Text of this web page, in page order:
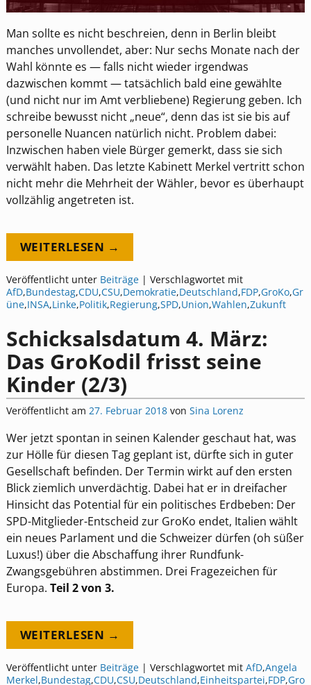
Man sollte es nicht beschreien, denn in Berlin bleibt
manches unvollendet, aber: Nur sechs Monate nach der
Wahl könnte es — falls nicht wieder irgendwas
dazwischen kommt — tatsächlich bald eine gewählte
(und nicht nur im Amt verbliebene) Regierung geben. Ich
schreibe bewusst nicht „neue“, denn das ist sie bis auf
personelle Nuancen natürlich nicht. Problem dabei:
Inzwischen haben viele Bürger gemerkt, dass sie sich
verwählt haben. Das letzte Kabinett Merkel vertritt schon
nicht mehr die Mehrheit der Wähler, bevor es überhaupt
vollzählig angetreten ist.
WEITERLESEN →
Veröffentlicht unter Beiträge| Verschlagwortet mit
AfD,Bundestag,CDU,CSU,Demokratie,Deutschland,FDP,GroKo,Gr
üne,INSA,Linke,Politik,Regierung,SPD,Union,Wahlen,Zukunft
Schicksalsdatum 4. März:
Das GroKodil frisst seine
Kinder (2/3)
Veröffentlicht am 27. Februar 2018 von Sina Lorenz
Wer jetzt spontan in seinen Kalender geschaut hat, was
zur Hölle für diesen Tag geplant ist, dürfte sich in guter
Gesellschaft befinden. Der Termin wirkt auf den ersten
Blick ziemlich unverdächtig. Dabei hat er in dreifacher
Hinsicht das Potential für ein politisches Erdbeben: Der
SPD-Mitglieder-Entscheid zur GroKo endet, Italien wählt
ein neues Parlament und die Schweizer dürfen (oh süßer
Luxus!) über die Abschaffung ihrer Rundfunk-
Zwangsgebühren abstimmen. Drei Fragezeichen für
Europa. Teil 2 von 3.
WEITERLESEN →
Veröffentlicht unter Beiträge| Verschlagwortet mit AfD,Angela
Merkel,Bundestag,CDU,CSU,Deutschland,Einheitspartei,FDP,Gro